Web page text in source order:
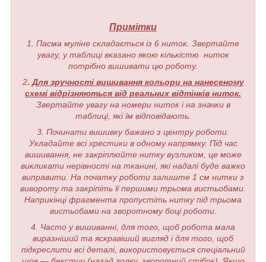
Примітки
1. Пасма муліне складається із 6 ниток. Звертайте
увагу, у таблиці вказано якою кількістю ниток
потрібно вишивати цю роботу.
2. Для зручності вишивання кольори на нанесеному
схемі відрізняються від реальних відтінків ниток.
Звертайте увагу на номери ниток і на значки в
таблиці, які їм відповідають.
3. Починати вишивку бажано з центру роботи.
Укладайте всі хрестики в одному напрямку. Під час
вишивання, не закріплюйте нитку вузликом, це може
викликати нерівності на тканині, які надалі буде важко
виправити. На початку роботи залиште 1 см нитки з
вивороту та закріпіть її першими трьома вистьобами.
Наприкінці фрагмента пропустіть нитку під трьома
вистьобами на зворотному боці роботи.
4. Часто у вишиванні, для того, щоб робота мала
виразніший та яскравіший вигляд і для того, щоб
підкреслити всі деталі, використовується спеціальний